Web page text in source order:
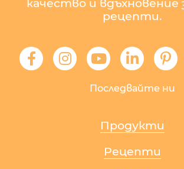
качество и вдъхновение
рецепти.
Последвайте ни
Продукти
Рецепти